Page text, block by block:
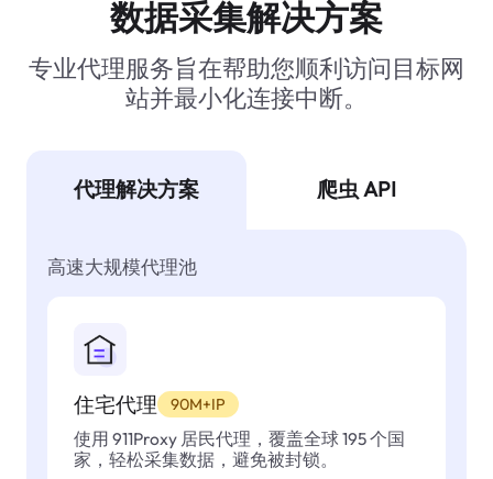
数据采集解决方案
专业代理服务旨在帮助您顺利访问目标网
站并最小化连接中断。
代理解决方案 爬虫 API
高速大规模代理池
住宅代理 90M+IP
使用 911Proxy 居民代理，覆盖全球 195 个国
家，轻松采集数据，避免被封锁。